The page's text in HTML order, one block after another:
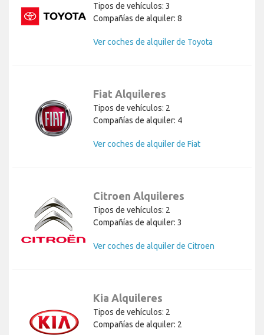
Tipos de vehículos: 3
Compañías de alquiler: 8
Ver coches de alquiler de Toyota
Fiat Alquileres
Tipos de vehículos: 2
Compañías de alquiler: 4
Ver coches de alquiler de Fiat
Citroen Alquileres
Tipos de vehículos: 2
Compañías de alquiler: 3
Ver coches de alquiler de Citroen
Kia Alquileres
Tipos de vehículos: 2
Compañías de alquiler: 2